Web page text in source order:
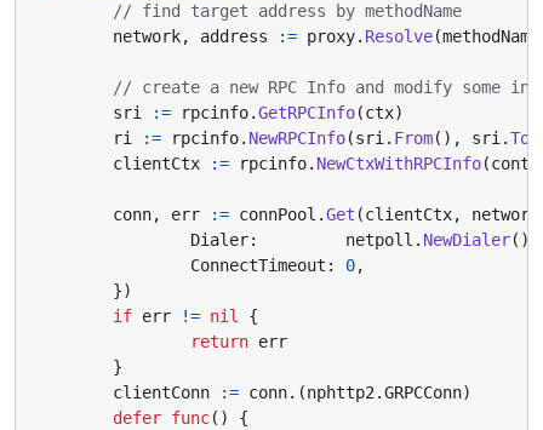
// find target address by methodName
network, address := proxy. Resolve(methodName
// create a new RPC Info and modify some
sri
:= rpcinfo.GetRPCInfo(ctx)
ri
:= rpcinfo. NewRPCInfo(sri. From(), sri.To
clientCtx
:= rpcinfo. NewCtxWithRPCInfo(
conn, err := connPool .Get (clientCtx, network
Dialer: netpoll . NewDialer(),
ConnectTimeout : 0,
})
if err != nil
{
return err
}
clientConn
:= conn.(nphttp2.GRPCConn)
defer func()
{